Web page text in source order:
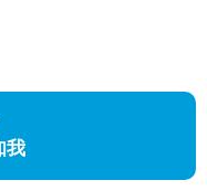
我